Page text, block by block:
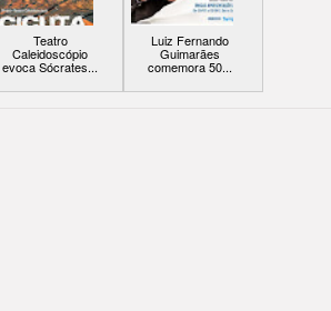
Teatro
Caleidoscópio
evoca Sócrates...
Luiz Fernando
Guimarães
comemora 50...